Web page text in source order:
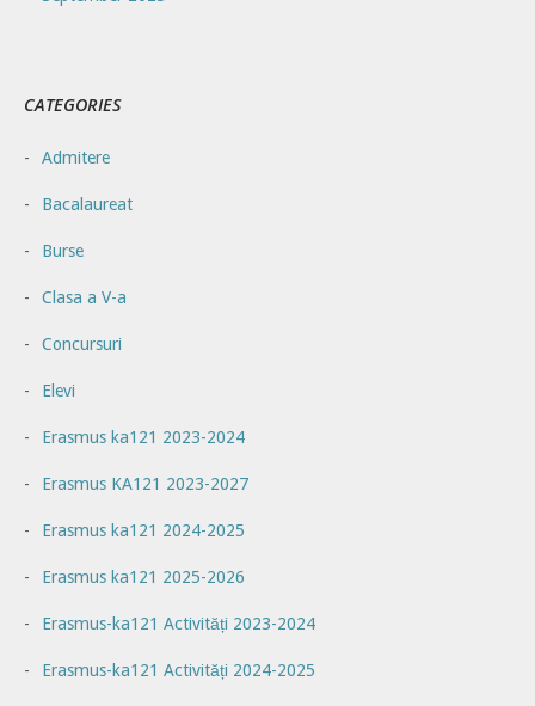
CATEGORIES
Admitere
Bacalaureat
Burse
Clasa a V-a
Concursuri
Elevi
Erasmus ka121 2023-2024
Erasmus KA121 2023-2027
Erasmus ka121 2024-2025
Erasmus ka121 2025-2026
Erasmus-ka121 Activități 2023-2024
Erasmus-ka121 Activități 2024-2025